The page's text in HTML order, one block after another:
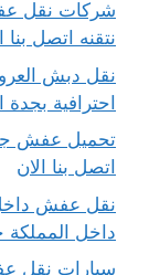
نتقنه اتصل بنا
احترافية بجدة
اتصل بنا الان
نقل عفش
داخل المملكة خلال 24 ساعة – أين